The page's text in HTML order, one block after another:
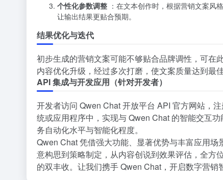
个性化参数调整 ：在文本创作时，根据营销文案风
让输出结果更贴合预期。
结果优化与迭代
初步生成的营销文案可能不够贴合品牌调性，可在
内容优化升级，经过多次打磨，使文案质量达到最佳
API 集成与开发应用（针对开发者）
开发者访问 Qwen Chat 开放平台 API 官方网站，
统或应用程序中，实现与 Qwen Chat 的智能交互
务自动化水平与智能化程度。
Qwen Chat 凭借强大功能、显著优势与丰富应用场
意构思到策略制定，从内容创说到效果评估，全方
的双丰收。让我们携手 Qwen Chat，开启数字营销